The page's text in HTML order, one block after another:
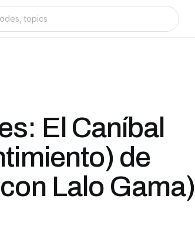
El Caníbal
de
Lalo Gama)